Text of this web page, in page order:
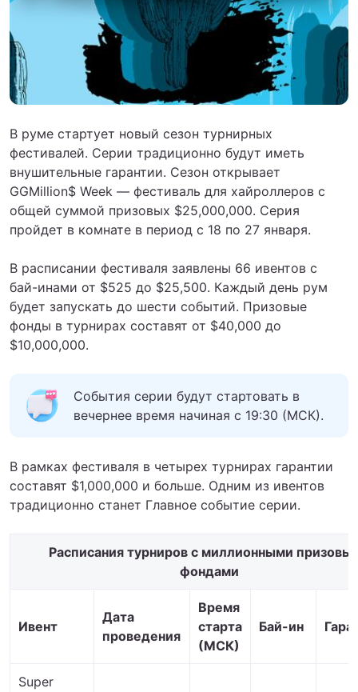
В руме стартует новый сезон турнирных
фестивалей. Серии традиционно будут иметь
внушительные гарантии. Сезон открывает
GGMillion$ Week ― фестиваль для хайроллеров с
общей суммой призовых $25,000,000. Серия
пройдет в комнате в период с 18 по 27 января.
В расписании фестиваля заявлены 66 ивентов с
бай-инами от $525 до $25,500. Каждый день рум
будет запускать до шести событий. Призовые
фонды в турнирах составят от $40,000 до
$10,000,000.
События серии будут стартовать в
вечернее время начиная с 19:30 (МСК).
В рамках фестиваля в четырех турнирах гарантии
составят $1,000,000 и больше. Одним из ивентов
традиционно станет Главное событие серии.
Расписания турниров с миллионными
фондами
Ивент
Дата
проведения
Время
старта
(МСК)
Бай-ин
Super